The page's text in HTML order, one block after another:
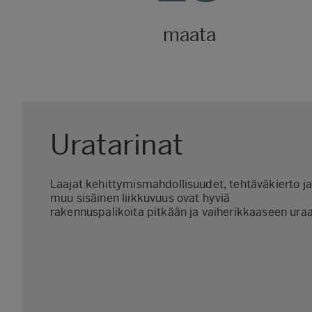
maata
Uratarinat
Laajat kehittymismahdollisuudet, tehtäväkierto ja
muu sisäinen liikkuvuus ovat hyviä
rakennuspalikoita pitkään ja vaiherikkaaseen